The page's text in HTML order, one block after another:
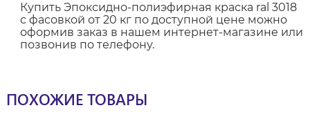
Купить Эпоксидно-полиэфирная краска ral 3018
с фасовкой от 20 кг по доступной цене можно
оформив заказ в нашем интернет-магазине или
позвонив по телефону.
ПОХОЖИЕ ТОВАРЫ